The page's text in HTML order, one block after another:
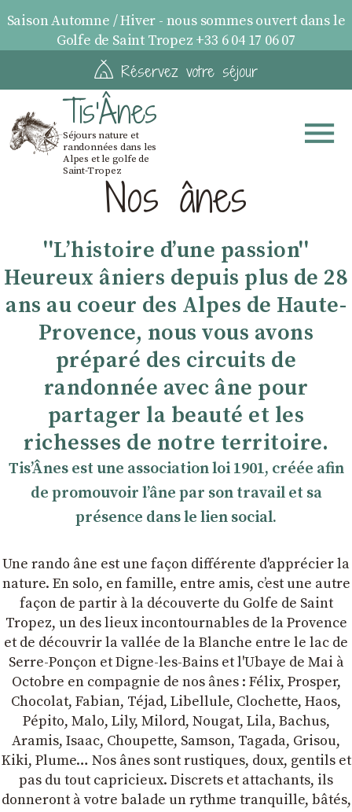
Saison Automne / Hiver - nous sommes ouvert dans le
Golfe de Saint Tropez +33 6 04 17 06 07
Réservez votre séjour
Tis'Ânes
Séjours nature et
randonnées dans les
Alpes et le golfe de
Saint-TropezNos ânes
''Lʼhistoire dʼune passion''
Heureux âniers depuis plus de 28
ans au coeur des Alpes de Haute-
Provence, nous vous avons
préparé des circuits de
randonnée avec âne pour
partager la beauté et les
richesses de notre territoire.
TisʼÂnes est une association loi 1901, créée afin
de promouvoir lʼâne par son travail et sa
présence dans le lien social.
Une rando âne est une façon différente d'apprécier la
nature. En solo, en famille, entre amis, cʼest une autre
façon de partir à la découverte du Golfe de Saint
Tropez, un des lieux incontournables de la Provence
et de découvrir la vallée de la Blanche entre le lac de
Serre-Ponçon et Digne-les-Bains et l'Ubaye de Mai à
Octobre en compagnie de nos ânes : Félix, Prosper,
Chocolat, Fabian, Téjad, Libellule, Clochette, Haos,
Pépito, Malo, Lily, Milord, Nougat, Lila, Bachus,
Aramis, Isaac, Choupette, Samson, Tagada, Grisou,
Kiki, Plume… Nos ânes sont rustiques, doux, gentils et
pas du tout capricieux. Discrets et attachants, ils
donneront à votre balade un rythme tranquille, bâtés,